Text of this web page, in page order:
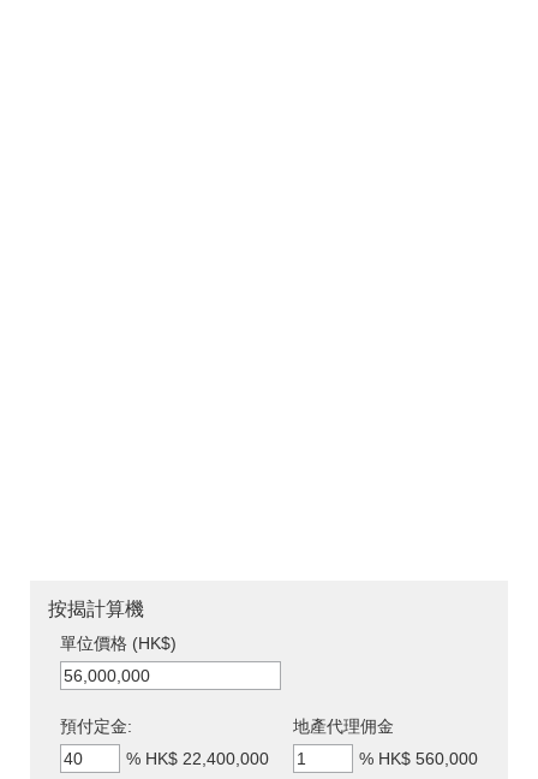
按揭計算機
單位價格 (HK$)
預付定金:
% HK$ 22,400,000
地產代理佣金
% HK$ 560,000